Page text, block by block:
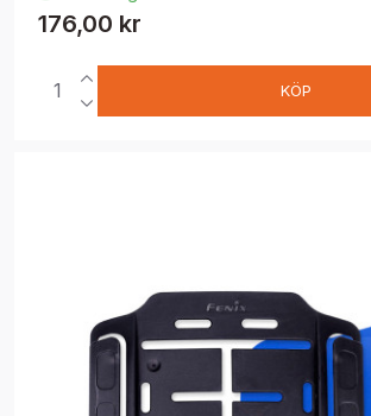
176,00 kr
KÖP